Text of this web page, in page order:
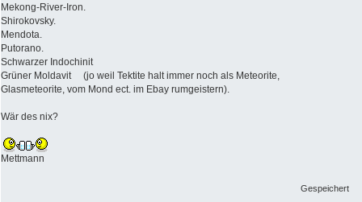
Mekong-River-Iron.
Shirokovsky.
Mendota.
Putorano.
Schwarzer Indochinit
Grüner Moldavit (jo weil Tektite halt immer noch als Meteorite,
Glasmeteorite, vom Mond ect. im Ebay rumgeistern).
Wär des nix?
Mettmann
Gespeichert